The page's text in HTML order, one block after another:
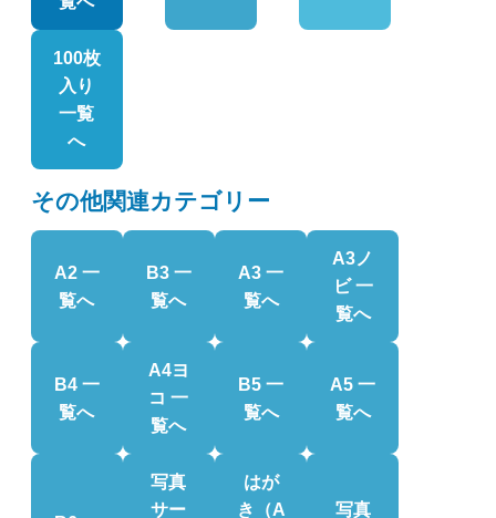
100枚
入り
一覧
へ
その他関連カテゴリー
A2 一
覧へ
B3 一
覧へ
A3 一
覧へ
A3ノ
ビ 一
覧へ
B4 一
覧へ
A4ヨ
コ 一
覧へ
B5 一
覧へ
A5 一
覧へ
写真
サー
はが
き（A
写真